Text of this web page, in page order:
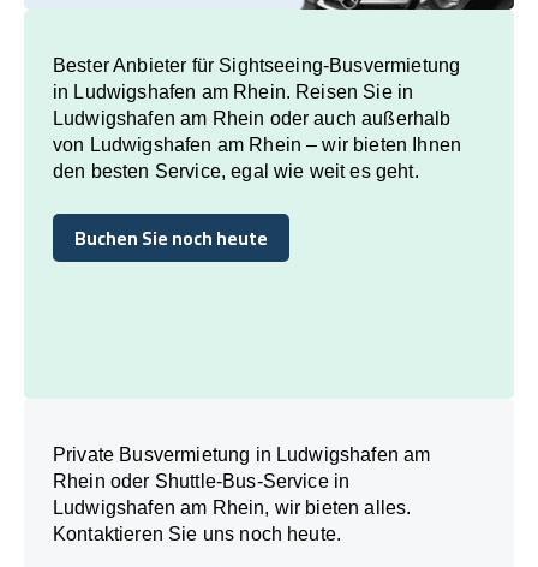
Bester Anbieter für Sightseeing-Busvermietung
in Ludwigshafen am Rhein. Reisen Sie in
Ludwigshafen am Rhein oder auch außerhalb
von Ludwigshafen am Rhein – wir bieten Ihnen
den besten Service, egal wie weit es geht.
Buchen Sie noch heute
Buchen Sie noch heute
Private Busvermietung in Ludwigshafen am
Rhein oder Shuttle-Bus-Service in
Ludwigshafen am Rhein, wir bieten alles.
Kontaktieren Sie uns noch heute.